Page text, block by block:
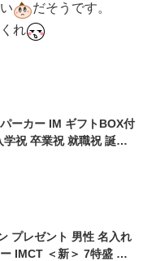
だそうです。
れ
ーカー IM ギフトBOX付
学祝 卒業祝 就職祝 誕生
ら 男性 女性 即日発送
無料】【ラッピング無
プレゼント 男性 名入れ
IMCT ＜新＞ 7特盛 ギ